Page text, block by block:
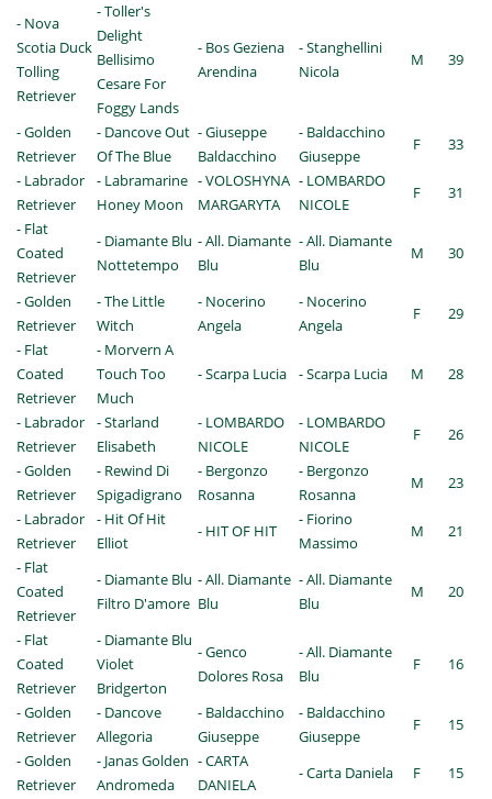
- Nova
Scotia Duck
Tolling
Retriever
- Toller's
Delight
Bellisimo
Cesare For
Foggy Lands
- Bos Geziena
Arendina
- Stanghellini
Nicola
M 39
- Golden
Retriever
- Dancove Out
Of The Blue
- Giuseppe
Baldacchino
- Baldacchino
Giuseppe
F
33
- Labrador
Retriever
- Labramarine
Honey Moon
- VOLOSHYNA
MARGARYTA
- LOMBARDO
NICOLE
F
31
- Flat
Coated
Retriever
- Diamante Blu
Nottetempo
- All. Diamante
Blu
- All. Diamante
Blu
M 30
- Golden
Retriever
- The Little
Witch
- Nocerino
Angela
- Nocerino
Angela
F
29
- Flat
Coated
Retriever
- Morvern A
Touch Too
Much
- Scarpa Lucia - Scarpa Lucia M 28
- Labrador
Retriever
- Starland
Elisabeth
- LOMBARDO
NICOLE
- LOMBARDO
NICOLE
F
26
- Golden
Retriever
- Rewind Di
Spigadigrano
- Bergonzo
Rosanna
- Bergonzo
Rosanna
M
23
- Labrador
Retriever
- Hit Of Hit
Elliot
- HIT OF HIT
- Fiorino
Massimo
M
21
- Flat
Coated
Retriever
- Diamante Blu
Filtro D'amore
- All. Diamante
Blu
- All. Diamante
Blu
M 20
- Flat
Coated
Retriever
- Diamante Blu
Violet
Bridgerton
- Genco
Dolores Rosa
- All. Diamante
Blu
F 16
- Golden
Retriever
- Dancove
Allegoria
- Baldacchino
Giuseppe
- Baldacchino
Giuseppe
F
15
- Golden
Retriever
- Janas Golden
Andromeda
- CARTA
DANIELA
- Carta Daniela F 15